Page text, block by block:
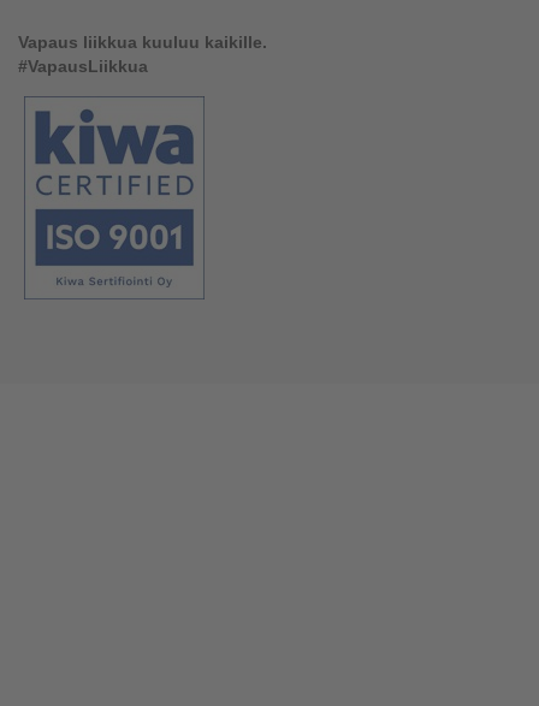
Vapaus liikkua kuuluu kaikille.
#VapausLiikkua